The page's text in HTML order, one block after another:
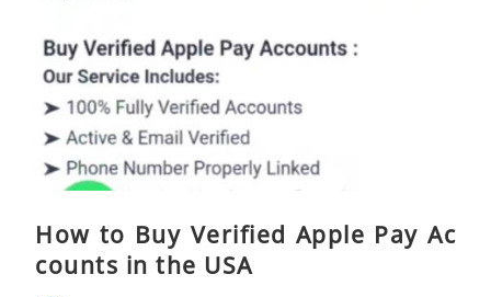
How to Buy Verified Apple Pay Ac
counts in the USA